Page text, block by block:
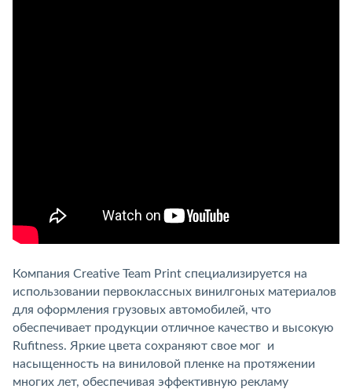
Компания Creative Team Print специализируется на
использовании первоклассных винилгоных материалов
для оформления грузовых автомобилей, что
обеспечивает продукции отличное качество и высокую
Rufitness. Яркие цвета сохраняют свое мог и
насыщенность на виниловой пленке на протяжении
многих лет, обеспечивая эффективную рекламу